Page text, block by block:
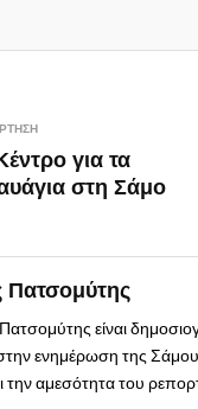
για τα
στη Σάμο
Πατσομύτης
είναι
ενημέρωση της
την αμεσότητα του